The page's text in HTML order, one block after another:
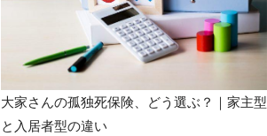
大家さんの孤独死保険、どう選ぶ？｜家主型
と入居者型の違い